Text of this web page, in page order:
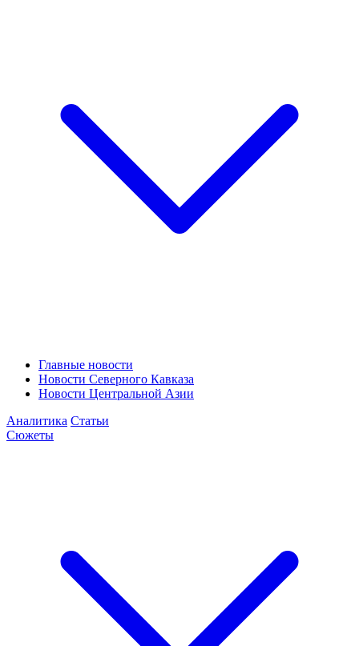
Главные новости
Новости Северного Кавказа
Новости Центральной Азии
Аналитика Статьи
Сюжеты